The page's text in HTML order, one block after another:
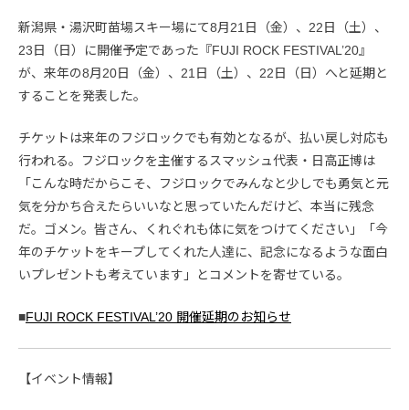
新潟県・湯沢町苗場スキー場にて8月21日（金）、22日（土）、
23日（日）に開催予定であった『FUJI ROCK FESTIVAL’20』
が、来年の8月20日（金）、21日（土）、22日（日）へと延期と
することを発表した。
チケットは来年のフジロックでも有効となるが、払い戻し対応も
行われる。フジロックを主催するスマッシュ代表・日高正博は
「こんな時だからこそ、フジロックでみんなと少しでも勇気と元
気を分かち合えたらいいなと思っていたんだけど、本当に残念
だ。ゴメン。皆さん、くれぐれも体に気をつけてください」「今
年のチケットをキープしてくれた人達に、記念になるような面白
いプレゼントも考えています」とコメントを寄せている。
■FUJI ROCK FESTIVAL’20 開催延期のお知らせ
【イベント情報】